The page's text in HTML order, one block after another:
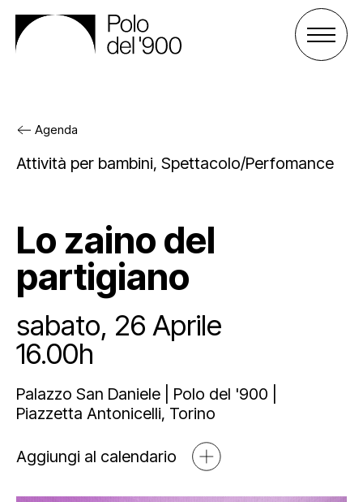
Il Polo del ‘900
Gli enti
Lo staff
Palazzo San Celso
Palazzo San Daniele
Affitta uno spazio
Attività
Progetti
Archivio e biblioteca
Educational
Sostienici
Sostieni il Polo
Art Bonus
Partnership e sponsorship
Agenda
Mediahub
Blog
Agenda
Attività per bambini, Spettacolo/Perfomance
Lo zaino del
partigiano
sabato, 26 Aprile
16.00h
Palazzo San Daniele | Polo del '900 |
Piazzetta Antonicelli, Torino
Aggiungi al calendario